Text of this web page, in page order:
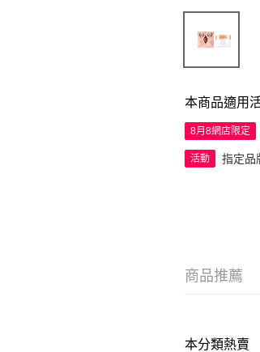
本商品適用
8月8網店限定
活動 指定品
商品推薦
本分類熱賣